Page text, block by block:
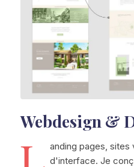
Webdesign &
anding pages, sites
d'interface. Je